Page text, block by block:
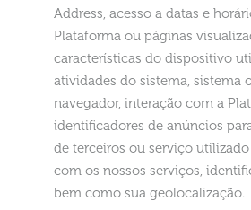
Address, acesso a datas e
Plataforma ou páginas
características do dispositivo
atividades do sistema, sistema
navegador, interação com a
identificadores de anúncios
de terceiros ou serviço
com os nossos serviços,
bem como sua geolocalização.